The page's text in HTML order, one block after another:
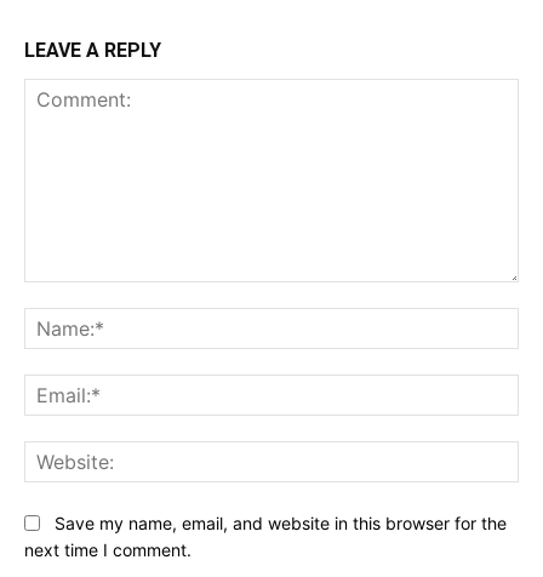
LEAVE A REPLY
Save my name, email, and website in this browser for the
next time I comment.